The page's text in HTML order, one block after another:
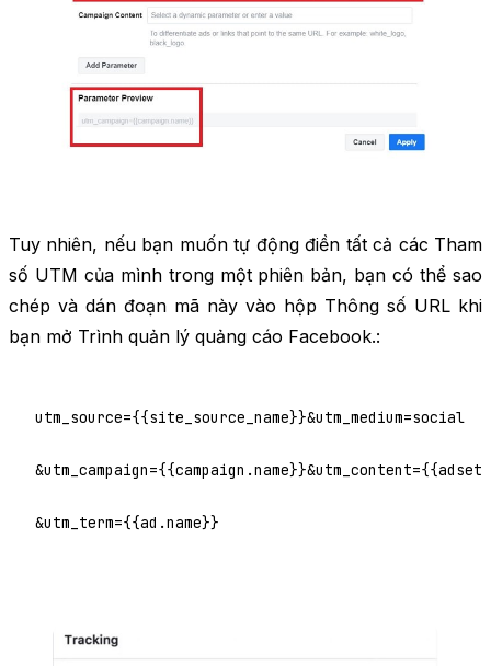
Tuy nhiên, nếu bạn muốn tự động điền tất cả các Tham
số UTM của mình trong một phiên bản, bạn có thể sao
chép và dán đoạn mã này vào hộp Thông số URL khi
bạn mở Trình quản lý quảng cáo Facebook.:
utm_source={{site_source_name}}&utm_medium=social
&utm_term={{ad.name}}